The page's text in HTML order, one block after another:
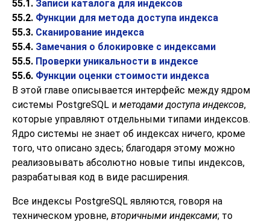
55.1. Записи каталога для индексов
55.2. Функции для метода доступа индекса
55.3. Сканирование индекса
55.4. Замечания о блокировке с индексами
55.5. Проверки уникальности в индексе
55.6. Функции оценки стоимости индекса
В этой главе описывается интерфейс между ядром
системы PostgreSQL и методами доступа индексов,
которые управляют отдельными типами индексов.
Ядро системы не знает об индексах ничего, кроме
того, что описано здесь; благодаря этому можно
реализовывать абсолютно новые типы индексов,
разрабатывая код в виде расширения.
Все индексы PostgreSQL являются, говоря на
техническом уровне, вторичными индексами; то